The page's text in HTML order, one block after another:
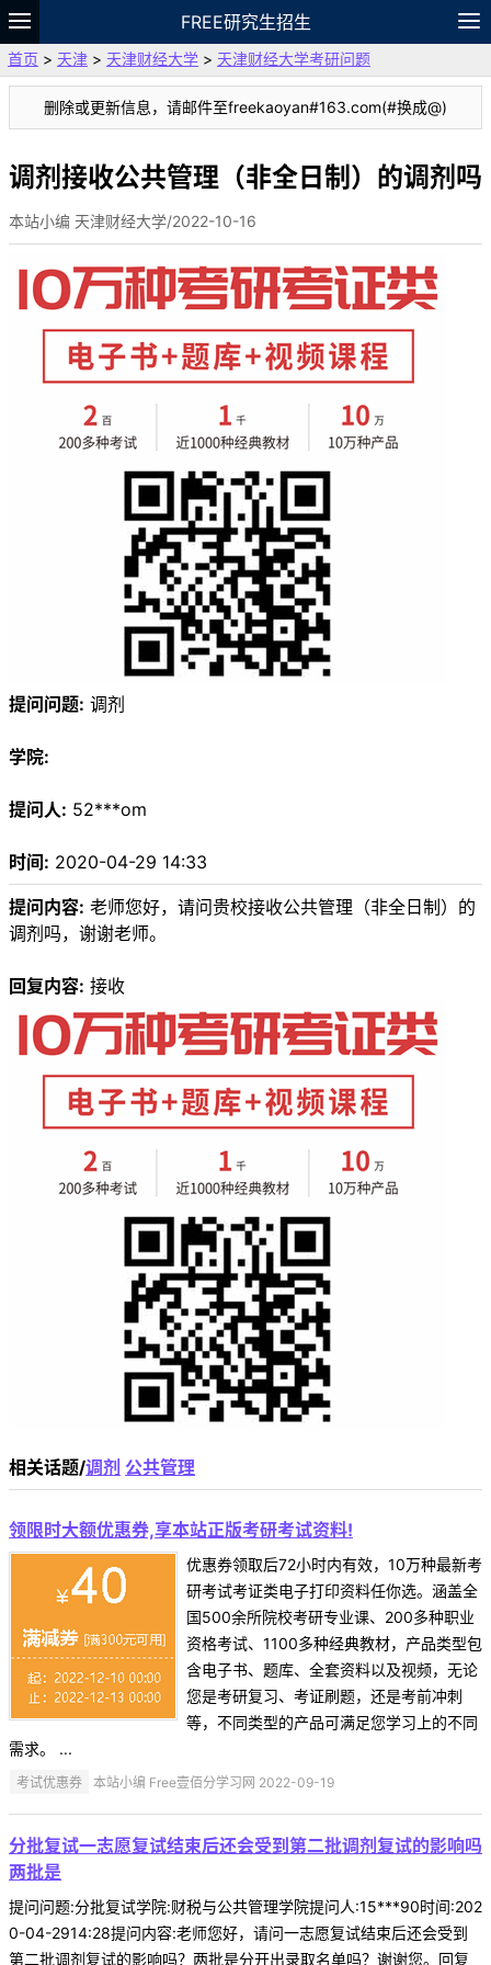
FREE研究生招生
题库
故事 专题 APP 笔记
论坛
VIP
资料
首页 > 天津 > 天津财经大学 > 天津财经大学考研问题
删除或更新信息，请邮件至freekaoyan#163.com(#换成@)
调剂接收公共管理（非全日制）的调剂吗
本站小编 天津财经大学/2022-10-16
提问问题: 调剂
学院:
提问人: 52***om
时间: 2020-04-29 14:33
提问内容: 老师您好，请问贵校接收公共管理（非全日制）的
调剂吗，谢谢老师。
回复内容: 接收
相关话题/调剂 公共管理
领限时大额优惠券,享本站正版考研考试资料!
优惠券领取后72小时内有效，10万种最新考
研考试考证类电子打印资料任你选。涵盖全
国500余所院校考研专业课、200多种职业
资格考试、1100多种经典教材，产品类型包
含电子书、题库、全套资料以及视频，无论
您是考研复习、考证刷题，还是考前冲刺
等，不同类型的产品可满足您学习上的不同
需求。 ...
考试优惠券 本站小编 Free壹佰分学习网 2022-09-19
分批复试一志愿复试结束后还会受到第二批调剂复试的影响吗
两批是
提问问题:分批复试学院:财税与公共管理学院提问人:15***90时间:202
0-04-2914:28提问内容:老师您好，请问一志愿复试结束后还会受到
第二批调剂复试的影响吗？两批是分开出录取名单吗？谢谢您。回复